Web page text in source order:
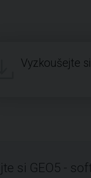
Vyzkoušejte
si GEO5 -